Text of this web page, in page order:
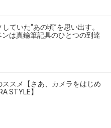
ていた“あの頃”を思い出す。
は真鍮筆記具のひとつの到達
ススメ【さあ、カメラをはじめ
STYLE】